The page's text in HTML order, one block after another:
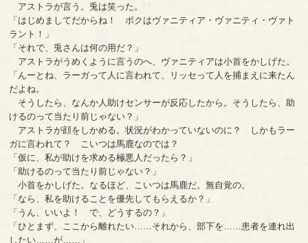
アストラが言う。兎は笑った。
「はじめましてだからね！ ボクはヴァニティア・ヴァニティ・ヴァト
ラント！」
「それで、兎さんは何の用だ？」
アストラがうめくように言うのへ、ヴァニティアは小首をかしげた。
「んーとね、ラーガって人に言われて、リッセって人を捕まえに来たん
だよね。
そうしたら、なんか人助けセンサーが反応したから。そうしたら、助
けるのって当たり前じゃない？」
アストラが顔をしかめる。状況がわかっていないのに？ しかもラー
ガに言われて？ こいつは馬鹿なのでは？
「仮に、私が助けを求める極悪人だったら？」
「助けるのって当たり前じゃない？」
小首をかしげた。なるほど、こいつは馬鹿だ。無自覚の。
「なら、私を助けることを優先してもらえるか？」
「うん、いいよ！ で、どうするの？」
「ひとまず、ここから離れたい……それから、部下を……患者を連れ出
したい……が……」